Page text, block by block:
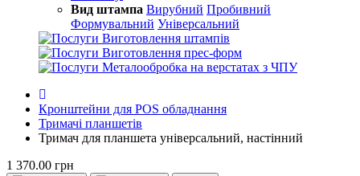
Вид штампа Вирубний Пробивний
Формувальний Універсальний
Виготовлення штампів
Виготовлення прес-форм
Металообробка на верстатах з ЧПУ
Кронштейни для POS обладнання
Тримачі планшетів
Тримач для планшета універсальний, настінний
1 370.00 грн